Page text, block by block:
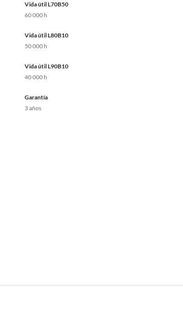
Vida útil L70B50
60 000 h
Vida útil L80B10
50 000 h
Vida útil L90B10
40 000 h
Garantía
3 años